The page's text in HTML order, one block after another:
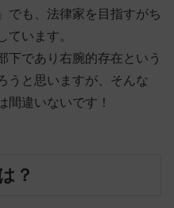
でも、法律家を目指すがち
ています。
下であり右腕的存在という
うと思いますが、そんな
間違いないです！
？